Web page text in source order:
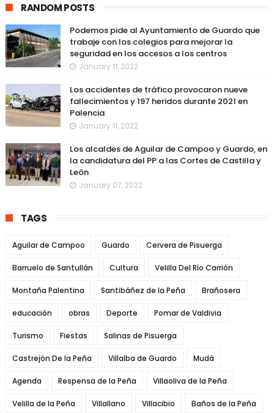
RANDOM POSTS
Podemos pide al Ayuntamiento de Guardo que
trabaje con los colegios para mejorar la
seguridad en los accesos a los centros
January 11, 2022
Los accidentes de tráfico provocaron nueve
fallecimientos y 197 heridos durante 2021 en
Palencia
January 11, 2022
Los alcaldes de Aguilar de Campoo y Guardo, en
la candidatura del PP a las Cortes de Castilla y
León
January 07, 2022
TAGS
Aguilar de Campoo Guardo Cervera de Pisuerga
Barruelo de Santullán Cultura Velilla Del Río Carrión
Montaña Palentina Santibáñez de la Peña Brañosera
educación obras Deporte Pomar de Valdivia
Turismo Fiestas Salinas de Pisuerga
Castrejón De la Peña Villalba de Guardo Mudá
Agenda Respensa de la Peña Villaoliva de la Peña
Velilla de la Peña Villallano Villacibio Baños de la Peña